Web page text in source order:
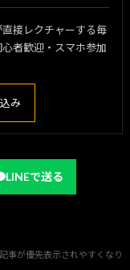
接レクチャーする毎
者歓迎・スマホ参加
み
LINEで送る
事が優先表示されやすくなり